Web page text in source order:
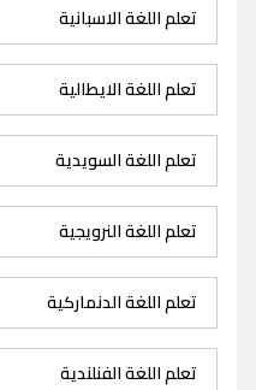
تعلم اللغة الاسبانية
تعلم اللغة الايطالية
تعلم اللغة السويدية
تعلم اللغة النرويجية
تعلم اللغة الدنماركية
تعلم اللغة الفنلندية